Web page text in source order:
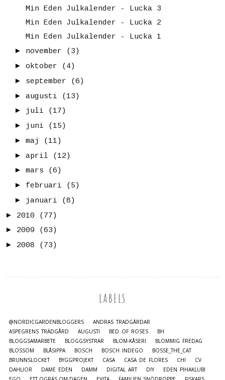
Min Eden Julkalender - Lucka 3
Min Eden Julkalender - Lucka 2
Min Eden Julkalender - Lucka 1
► november
(3)
► oktober
(4)
► september
(6)
► augusti
(13)
► juli
(17)
► juni
(15)
► maj
(11)
► april
(12)
► mars
(6)
► februari
(5)
► januari
(8)
► 2010
(77)
► 2009
(63)
► 2008 (73)
LABELS
@NORDICGARDENBLOGGERS
ANDRAS TRÄDGÅRDAR
ASPEGRENS TRÄDGÅRD
AUGUSTI BED OF ROSES
BH
BLOGGSAMARBETE
BLOGGSYSTRAR BLOM-KÅSERI
BLOMMIG FREDAG
BLOSSOM
BLÅSIPPA BOSCH BOSCH INDEGO
BOSSE_THE_CAT
BRUNNSLOCKET
BYGGPROJEKT CASA CASA DE FLORES CHI
CV
DAHLIOR
DAME EDEN DAMM DIGITAL ART DIY
EDEN PIHAKLUBI